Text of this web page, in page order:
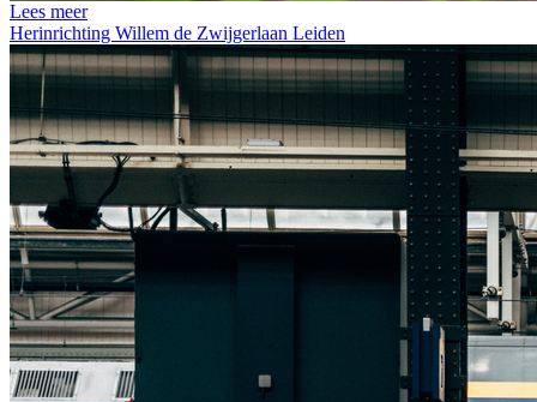
Lees meer
Herinrichting Willem de Zwijgerlaan Leiden